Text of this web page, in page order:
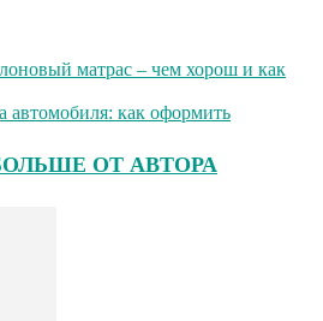
матрас – чем хорош и как
автомобиля: как оформить
ОТ АВТОРА